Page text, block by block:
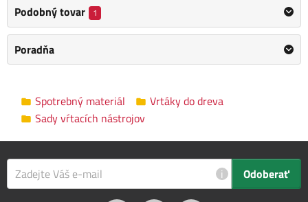
Vrtáky v priemeroch : 3, 4, 5, 6, 7, 8, 10 mm
Kategória
Výkonnostná trieda
Bosch PRO
Popis tohto produktu bol preložený automaticky, vyhradzujeme si
právo na prípadné chyby. Ak na nejaké narazíte, informujte nás,
Podobný tovar 1
Poradňa
Spotrebný materiál
Vrtáky do dreva
Sady vŕtacích nástrojov
i Odoberať